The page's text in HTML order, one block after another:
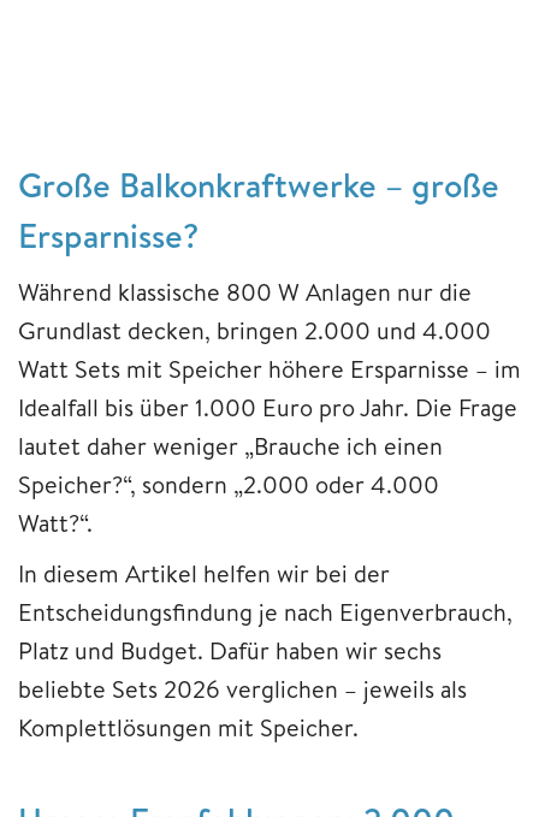
Große Balkonkraftwerke – große
Ersparnisse?
Während klassische 800 W Anlagen nur die
Grundlast decken, bringen 2.000 und 4.000
Watt Sets mit Speicher höhere Ersparnisse – im
Idealfall bis über 1.000 Euro pro Jahr. Die Frage
lautet daher weniger „Brauche ich einen
Speicher?“, sondern „2.000 oder 4.000
Watt?“.
In diesem Artikel helfen wir bei der
Entscheidungsfindung je nach Eigenverbrauch,
Platz und Budget. Dafür haben wir sechs
beliebte Sets 2026 verglichen – jeweils als
Komplettlösungen mit Speicher.